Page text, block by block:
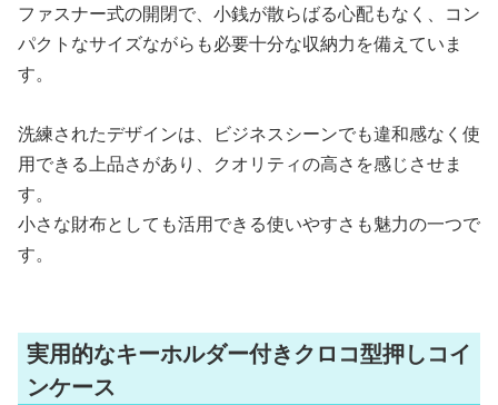
ファスナー式の開閉で、小銭が散らばる心配もなく、コン
パクトなサイズながらも必要十分な収納力を備えていま
す。
洗練されたデザインは、ビジネスシーンでも違和感なく使
用できる上品さがあり、クオリティの高さを感じさせま
す。
小さな財布としても活用できる使いやすさも魅力の一つで
す。
実用的なキーホルダー付きクロコ型押しコイ
ンケース